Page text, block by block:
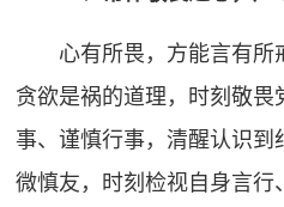
心有所畏，方能言有所
贪欲是祸的道理，时刻敬
事、谨慎行事，清醒认识
微慎友，时刻检视自身言